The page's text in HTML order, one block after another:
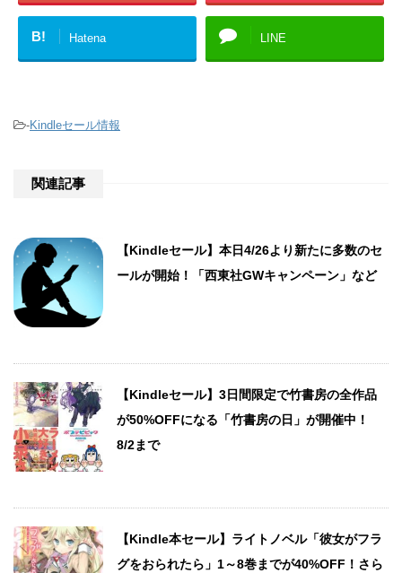
B! Hatena LINE
-Kindleセール情報
関連記事
【Kindleセール】本日4/26より新たに多数のセ
ールが開始！「西東社GWキャンペーン」など
【Kindleセール】3日間限定で竹書房の全作品
が50%OFFになる「竹書房の日」が開催中！
8/2まで
【Kindle本セール】ライトノベル「彼女がフラ
グをおられたら」1～8巻までが40%OFF！さら